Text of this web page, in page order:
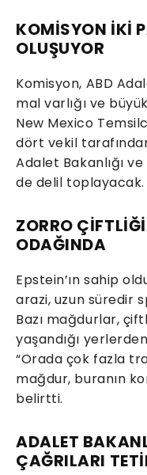
KOMİSYON İKİ
OLUŞUYOR
Komisyon, ABD
mal varlığı ve
New Mexico
dört vekil
Adalet Bakanlığı
de delil toplayacak.
ZORRO
ODAĞINDA
Epstein’ın sahip
arazi, uzun süredir
Bazı mağdurlar,
yaşandığı
“Orada çok fazla
mağdur, buranın
belirtti.
ADALET
ÇAĞRILARI